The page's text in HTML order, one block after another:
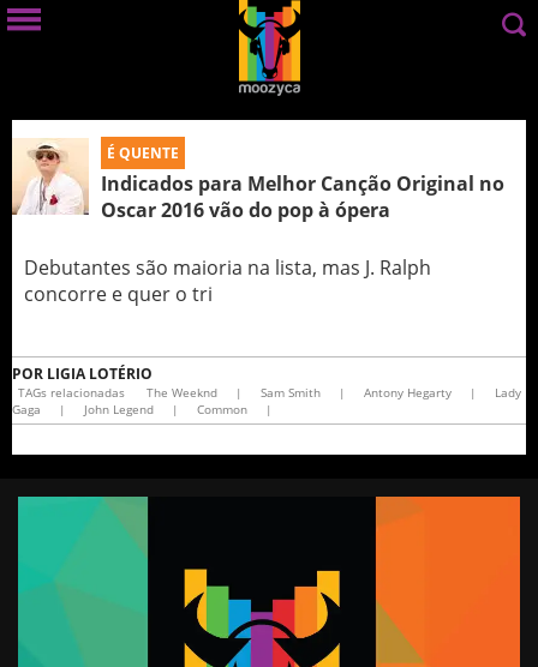
É QUENTE
Indicados para Melhor Canção Original no
Oscar 2016 vão do pop à ópera
Debutantes são maioria na lista, mas J. Ralph
concorre e quer o tri
POR LIGIA LOTÉRIO
TAGs relacionadas The Weeknd | Sam Smith | Antony Hegarty |
Lady
Gaga
| John Legend | Common |